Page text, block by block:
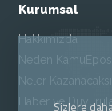
Kurumsal
Hakkımızda
Neden
Neler
Haber veSizlere